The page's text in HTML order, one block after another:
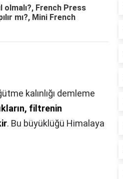
olmalı?, French Press
mı?, Mini French
kalınlığı demleme
filtrenin
. Bu büyüklüğü Himalaya